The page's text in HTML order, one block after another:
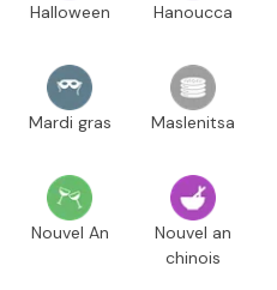
Halloween Hanoucca
Mardi gras Maslenitsa
Nouvel An
Nouvel an
chinois